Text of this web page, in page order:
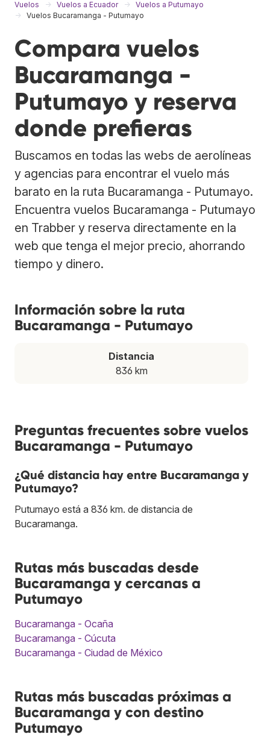
Vuelos Vuelos a Ecuador
Vuelos a Putumayo
Vuelos Bucaramanga - Putumayo
Compara vuelos
Bucaramanga -
Putumayo y reserva
donde prefieras
Buscamos en todas las webs de aerolíneas
y agencias para encontrar el vuelo más
barato en la ruta Bucaramanga - Putumayo.
Encuentra vuelos Bucaramanga - Putumayo
en Trabber y reserva directamente en la
web que tenga el mejor precio, ahorrando
tiempo y dinero.
Información sobre la ruta
Bucaramanga - Putumayo
Distancia
836 km
Preguntas frecuentes sobre vuelos
Bucaramanga - Putumayo
¿Qué distancia hay entre Bucaramanga y
Putumayo?
Putumayo está a 836 km. de distancia de
Bucaramanga.
Rutas más buscadas desde
Bucaramanga y cercanas a
Putumayo
Bucaramanga - Ocaña
Bucaramanga - Cúcuta
Bucaramanga - Ciudad de México
Rutas más buscadas próximas a
Bucaramanga y con destino
Putumayo